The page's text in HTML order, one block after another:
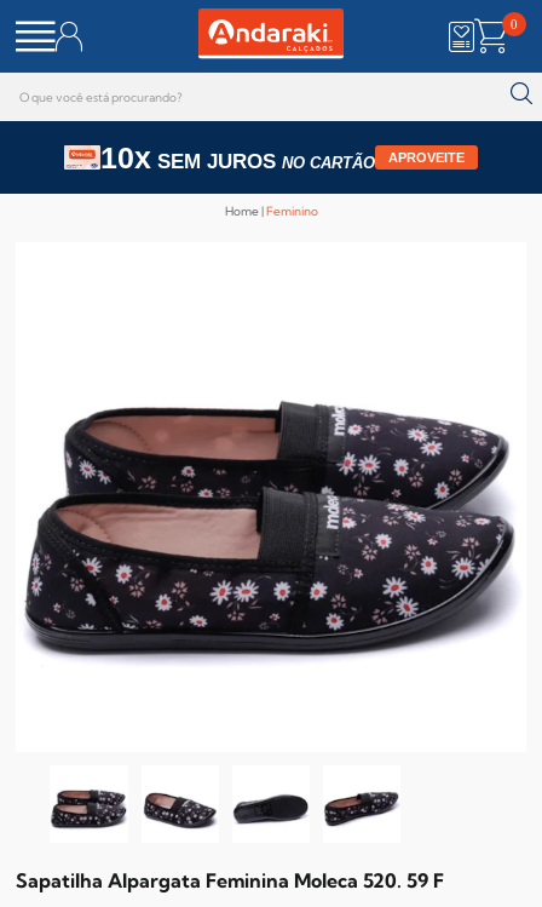
0
10x SEM JUROS NO CARTÃO APROVEITE
Home Feminino
Sapatilha Alpargata Feminina Moleca 520. 59 F